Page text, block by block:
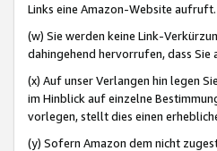
Links eine Amazon-Website aufruft.
(w) Sie werden keine Link-
dahingehend hervorrufen, dass
(x) Auf unser Verlangen hin legen
im Hinblick auf einzelne
vorlegen, stellt dies einen
(y) Sofern Amazon dem nicht